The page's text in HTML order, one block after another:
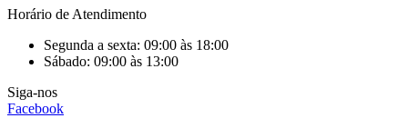
Horário de Atendimento
Segunda a sexta: 09:00 às 18:00
Sábado: 09:00 às 13:00
Siga-nos
Facebook